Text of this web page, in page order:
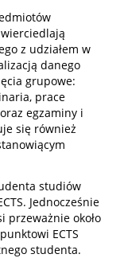
z udziałem w
danego
grupowe:
prace
egzaminy i
się również
studiów
Jednocześnie
przeważnie około
ECTS
studenta.